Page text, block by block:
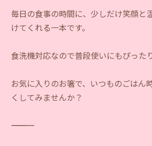
毎日の食事の時間に、少しだけ笑顔と
けてくれる一本です。
食洗機対応なので普段使いにもぴったり
お気に入りのお箸で、いつものごはん
くしてみませんか？
―――――――――――